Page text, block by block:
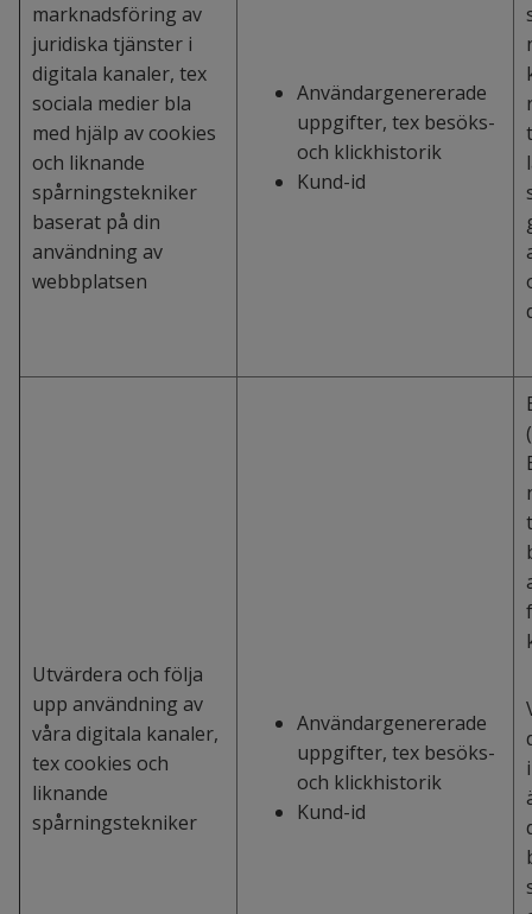
marknadsföring av
juridiska tjänster i
digitala kanaler, tex
sociala medier bla
med hjälp av cookies
och liknande
spårningstekniker
baserat på din
användning av
webbplatsen
Användargenererade
uppgifter, tex besöks-
och klickhistorik
Kund-id
Utvärdera och följa
upp användning av
våra digitala kanaler,
tex cookies och
liknande
spårningstekniker
Användargenererade
uppgifter, tex besöks-
och klickhistorik
Kund-id